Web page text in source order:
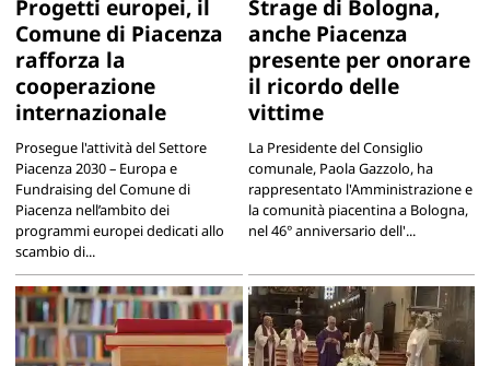
Progetti europei, il
Comune di Piacenza
rafforza la
cooperazione
internazionale
Prosegue l'attività del Settore
Piacenza 2030 – Europa e
Fundraising del Comune di
Piacenza nell’ambito dei
programmi europei dedicati allo
scambio di...
Strage di Bologna,
anche Piacenza
presente per onorare
il ricordo delle
vittime
La Presidente del Consiglio
comunale, Paola Gazzolo, ha
rappresentato l'Amministrazione e
la comunità piacentina a Bologna,
nel 46° anniversario dell'...